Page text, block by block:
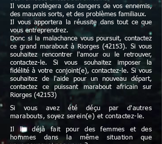
Il vous protègera des dangers de vos ennemis,
des mauvais sorts, et des problèmes familiaux.
Il vous apportera la réussite dans tout ce que
vous entreprendrez.
Donc si la malachance vous poursuit, contactez
ce grand marabout à Riorges (42153). Si vous
souhaitez rencontrer l'amour ou le retrouver,
contactez-le. Si vous souhaitez imposer la
fidélité à votre conjoint(e), contactez-le. Si vous
souhaitez de l'aide pour un nouveau départ,
contactez ce puissant marabout africain sur
Riorges (42153)
Si vous avez été déçu par d'autres
marabouts, soyez serein(e) et contactez-le.
Il l'a déjà fait pour des femmes et des
hommes dans la même situation que